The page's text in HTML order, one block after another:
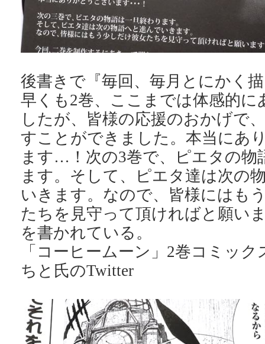
後書きで『毎回、毎月とにかく
早くも2巻、ここまでは体感的に
したが、皆様の応援のおかげで
すことができました。本当にあ
ます…！次の3巻で、ピエタの物
ます。そして、ピエタ達は次の
いきます。なので、皆様にはも
たちを見守って頂ければと願い
を書かれている。
「コーヒームーン」2巻コミッ
ちと氏のTwitter